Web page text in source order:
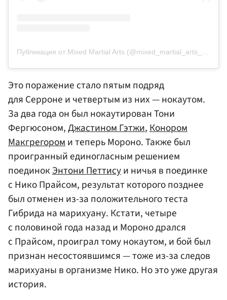
Публикация от Mixed Martial Arts (@mixed_martial_arts_official)
Это поражение стало пятым подряд
для Серроне и четвертым из них — нокаутом.
За два года он был нокаутирован Тони
Фергюсоном,Джастином Гэтжи, Конором
Макгрегором и теперь Мороно. Также был
проигранный единогласным решением
поединокЭнтони Петтисуи ничья в поединке
с Нико Прайсом, результат которого позднее
был отменен из-за положительного теста
Гибрида на марихуану. Кстати, четыре
с половиной года назад и Мороно дрался
с Прайсом, проиграл тому нокаутом, и бой был
признан несостоявшимся — тоже из-за следов
марихуаны в организме Нико. Но это уже другая
история.